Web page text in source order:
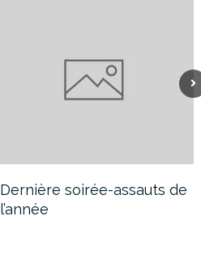
Dernière soirée-assauts de
l’année